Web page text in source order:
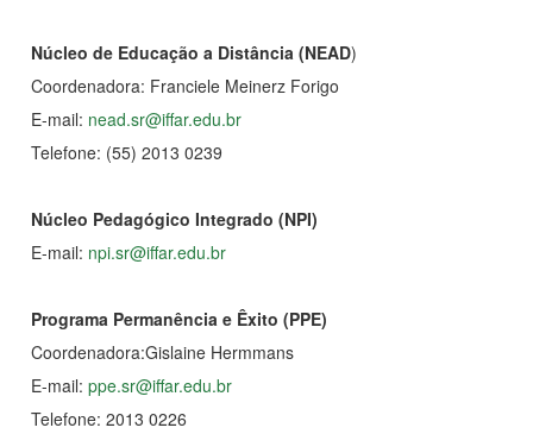
Núcleo de Educação a Distância (NEAD)
Coordenadora: Franciele Meinerz Forigo
E-mail: nead.sr@iffar.edu.br
Telefone: (55) 2013 0239
Núcleo Pedagógico Integrado (NPI)
E-mail: npi.sr@iffar.edu.br
Programa Permanência e Êxito (PPE)
Coordenadora:Gislaine Hermmans
E-mail: ppe.sr@iffar.edu.br
Telefone: 2013 0226